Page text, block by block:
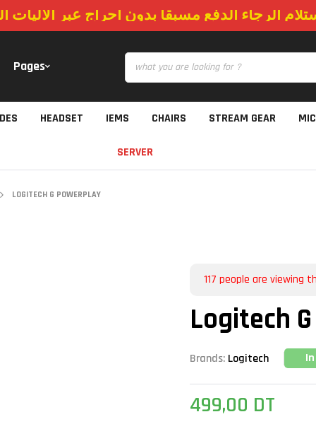
الرجاء الدفع مسبقا بدون احراج عبر
Pages
HEADSET IEMS CHAIRS STREAM GEAR
SERVER
LOGITECH G POWERPLAY
117 people are viewing
Logitech G
Brands: Logitech
499,00 DT